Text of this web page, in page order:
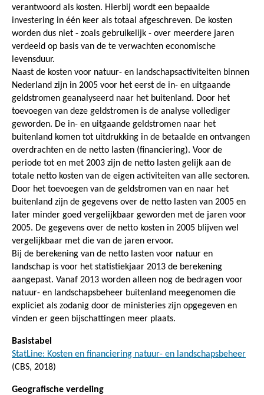
verantwoord als kosten. Hierbij wordt een bepaalde
investering in één keer als totaal afgeschreven. De kosten
worden dus niet - zoals gebruikelijk - over meerdere jaren
verdeeld op basis van de te verwachten economische
levensduur.
Naast de kosten voor natuur- en landschapsactiviteiten binnen
Nederland zijn in 2005 voor het eerst de in- en uitgaande
geldstromen geanalyseerd naar het buitenland. Door het
toevoegen van deze geldstromen is de analyse vollediger
geworden. De in- en uitgaande geldstromen naar het
buitenland komen tot uitdrukking in de betaalde en ontvangen
overdrachten en de netto lasten (financiering). Voor de
periode tot en met 2003 zijn de netto lasten gelijk aan de
totale netto kosten van de eigen activiteiten van alle sectoren.
Door het toevoegen van de geldstromen van en naar het
buitenland zijn de gegevens over de netto lasten van 2005 en
later minder goed vergelijkbaar geworden met de jaren voor
2005. De gegevens over de netto kosten in 2005 blijven wel
vergelijkbaar met die van de jaren ervoor.
Bij de berekening van de netto lasten voor natuur en
landschap is voor het statistiekjaar 2013 de berekening
aangepast. Vanaf 2013 worden alleen nog de bedragen voor
natuur- en landschapsbeheer buitenland meegenomen die
expliciet als zodanig door de ministeries zijn opgegeven en
vinden er geen bijschattingen meer plaats.
Basistabel
StatLine: Kosten en financiering natuur- en landschapsbeheer
(CBS, 2018)
Geografische verdeling